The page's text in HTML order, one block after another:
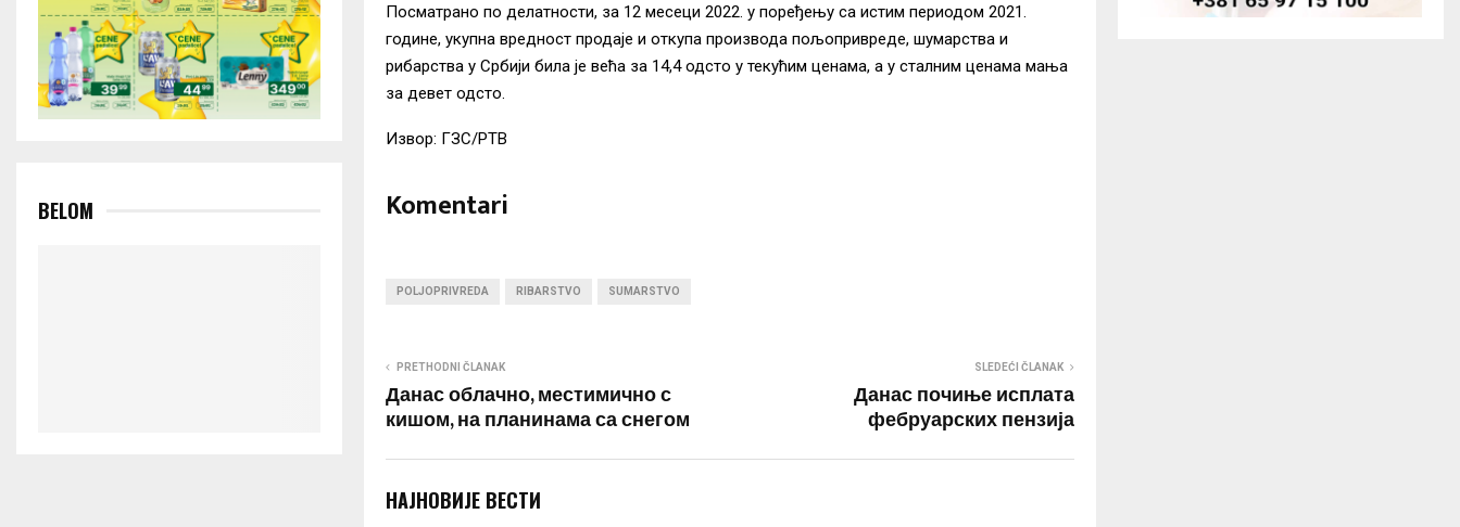
Посматрано по делатности, за 12 месеци 2022. у поређењу са истим периодом 2021.
године, укупна вредност продаје и откупа производа пољопривреде, шумарства и
рибарства у Србији била је већа за 14,4 одсто у текућим ценама, а у сталним ценама мања
за девет одсто.
Извор: ГЗС/РТВ
Komentari
POLJOPRIVREDA RIBARSTVO SUMARSTVO
PRETHODNI ČLANAK
Данас облачно, местимично с
кишом, на планинама са снегом
SLEDEĆI ČLANAK
Данас почиње исплата
фебруарских пензија
НАЈНОВИЈЕ ВЕСТИ
BELOM